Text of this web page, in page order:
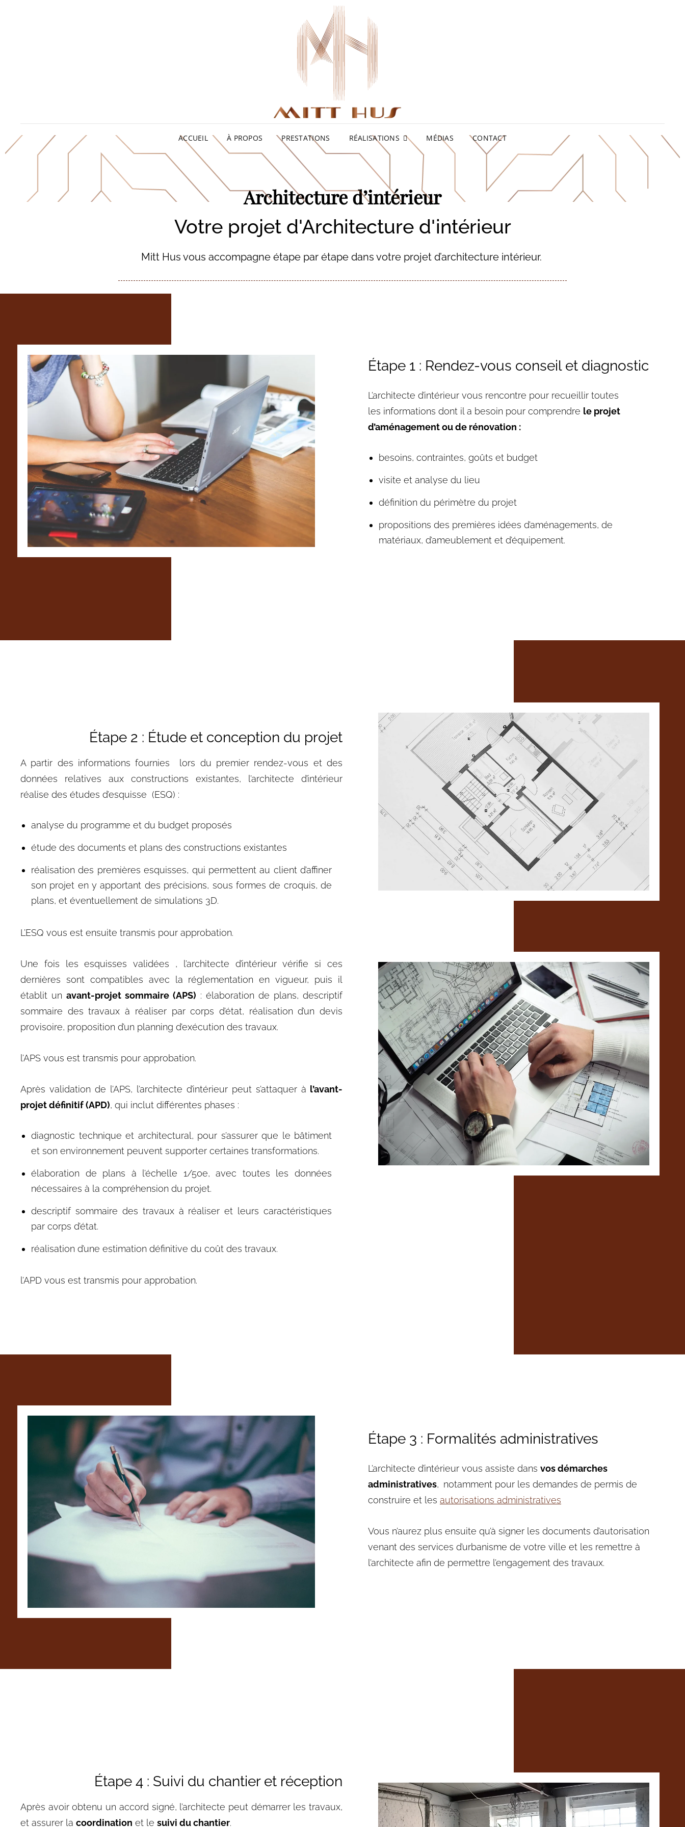
ACCUEIL À PROPOS PRESTATIONS RÉALISATIONS MÉDIAS CONTACT
Architecture d’intérieur
Votre projet d'Architecture d'intérieur
Mitt Hus vous accompagne étape par étape dans votre projet d’architecture intérieur.
Étape 1 : Rendez-vous conseil et diagnostic
L’architecte d’intérieur vous rencontre pour recueillir toutes
les informations dont il a besoin pour comprendre le projet
d’aménagement ou de rénovation :
besoins, contraintes, goûts et budget
visite et analyse du lieu
définition du périmètre du projet
propositions des premières idées d’aménagements, de
matériaux, d’ameublement et d’équipement.
Étape 2 : Étude et conception du projet​​
A partir des informations fournies lors du premier rendez-vous et des
données relatives aux constructions existantes, l’architecte d’intérieur
réalise des études d’esquisse (ESQ) :
analyse du programme et du budget proposés
étude des documents et plans des constructions existantes
réalisation des premières esquisses, qui permettent au client d’affiner
son projet en y apportant des précisions, sous formes de croquis, de
plans, et éventuellement de simulations 3D.
L’ESQ vous est ensuite transmis pour approbation.
Une fois les esquisses validées , l’architecte d’intérieur vérifie si ces
dernières sont compatibles avec la réglementation en vigueur, puis il
établit unavant-projet sommaire (APS) : élaboration de plans, descriptif
sommaire des travaux à réaliser par corps d’état, réalisation d’un devis
provisoire, proposition d’un planning d’exécution des travaux.
l’APS vous est transmis pour approbation.
Après validation de l’APS, l’architecte d’intérieur peut s’attaquer à l’avant-
projet définitif (APD), qui inclut différentes phases :
diagnostic technique et architectural, pour s’assurer que le bâtiment
et son environnement peuvent supporter certaines transformations.
élaboration de plans à l’échelle 1/50e, avec toutes les données
nécessaires à la compréhension du projet.
descriptif sommaire des travaux à réaliser et leurs caractéristiques
par corps d’état.
réalisation d’une estimation définitive du coût des travaux.
l’APD vous est transmis pour approbation.
Étape 3 : Formalités administratives
L’architecte d’intérieur vous assiste dans vos démarches
administratives, notamment pour les demandes de permis de
construire et les autorisations administratives
Vous n’aurez plus ensuite qu’à signer les documents d’autorisation
venant des services d’urbanisme de votre ville et les remettre à
l’architecte afin de permettre l’engagement des travaux.
Étape 4 : Suivi du chantier et réception
Après avoir obtenu un accord signé, l’architecte peut démarrer les travaux,
et assurer la coordination et le suivi du chantier.